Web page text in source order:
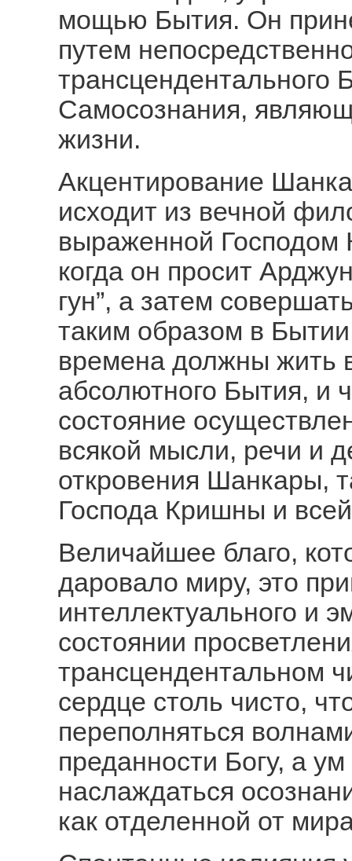
мощью Бытия. Он
путем
трансцендентального
Самосознания,
жизни.
Акцентирование
исходит из вечной
выраженной Господом
когда он просит
гун”, а затем
таким образом в
времена должны жить
абсолютного Бытия, и
состояние
всякой мысли, речи и
откровения Шанкары,
Господа Кришны и
Величайшее благо,
даровало миру, это
интеллектуального и
состоянии
трансцендентальном
сердце столь чисто,
переполняться
преданности Богу, а
наслаждаться
как отделенной от